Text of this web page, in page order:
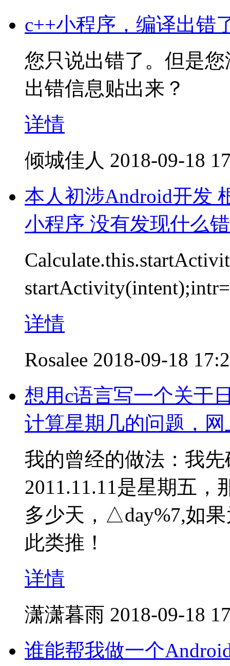
c++小程序，编译出错
您只说出错了。但是
出错信息贴出来？
详情
倾城佳人 2018-09-18
本人初涉Android开发
小程序 没有发现什么
详情
Rosalee 2018-09-18
想用c语言写一个关于
计算星期几的问题，
我的曾经的做法：我
2011.11.11是星期五，
多少天，△day%7,如
此类推！
详情
潇潇暮雨 2018-09-18
谁能帮我做一个